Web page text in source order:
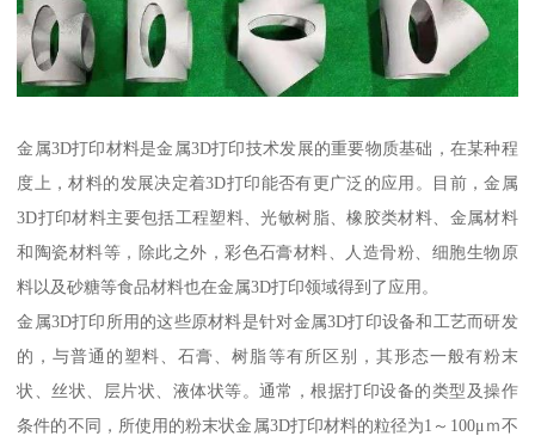
金属3D打印材料是金属3D打印技术发展的重要物质基础，在某种程
度上，材料的发展决定着3D打印能否有更广泛的应用。目前，金属
3D打印材料主要包括工程塑料、光敏树脂、橡胶类材料、金属材料
和陶瓷材料等，除此之外，彩色石膏材料、人造骨粉、细胞生物原
料以及砂糖等食品材料也在金属3D打印领域得到了应用。
金属3D打印所用的这些原材料是针对金属3D打印设备和工艺而研发
的，与普通的塑料、石膏、树脂等有所区别，其形态一般有粉末
状、丝状、层片状、液体状等。通常，根据打印设备的类型及操作
条件的不同，所使用的粉末状金属3D打印材料的粒径为1～100μｍ不